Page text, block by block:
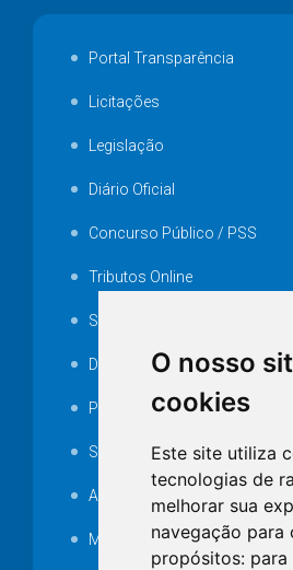
O nosso
cookies
Este site utiliza
tecnologias de
melhorar sua
navegação para
propósitos: para
Portal Transparência
Licitações
Legislação
Diário Oficial
Concurso Público / PSS
Tributos Online
Serviços ISS-E
Decretos
Portarias
SAMAE
Audiência pública
MANUTENÇÃO DE